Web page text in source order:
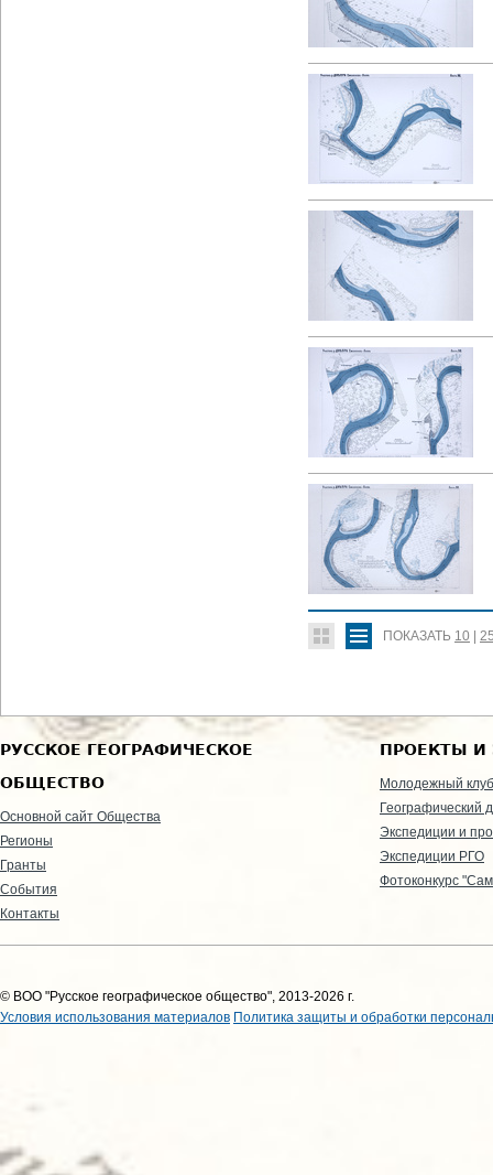
ПОКАЗАТЬ 10
РУССКОЕ ГЕОГРАФИЧЕСКОЕ
ОБЩЕСТВО
Основной сайт Общества
Регионы
Гранты
События
Контакты
ПРОЕКТЫ И
Молодежный клуб
Географический
Экспедиции и
Экспедиции РГО
Фотоконкурс
© ВОО "Русское географическое общество", 2013-2026 г.
Условия использования материалов Политика защиты и обработки